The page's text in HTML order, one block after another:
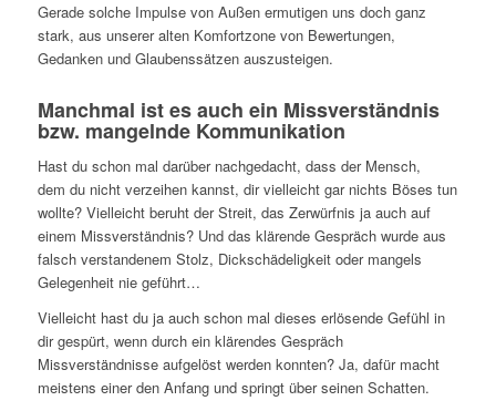
Gerade solche Impulse von Außen ermutigen uns doch ganz
stark, aus unserer alten Komfortzone von Bewertungen,
Gedanken und Glaubenssätzen auszusteigen.
Manchmal ist es auch ein Missverständnis
bzw. mangelnde Kommunikation
Hast du schon mal darüber nachgedacht, dass der Mensch,
dem du nicht verzeihen kannst, dir vielleicht gar nichts Böses tun
wollte? Vielleicht beruht der Streit, das Zerwürfnis ja auch auf
einem Missverständnis? Und das klärende Gespräch wurde aus
falsch verstandenem Stolz, Dickschädeligkeit oder mangels
Gelegenheit nie geführt…
Vielleicht hast du ja auch schon mal dieses erlösende Gefühl in
dir gespürt, wenn durch ein klärendes Gespräch
Missverständnisse aufgelöst werden konnten? Ja, dafür macht
meistens einer den Anfang und springt über seinen Schatten.